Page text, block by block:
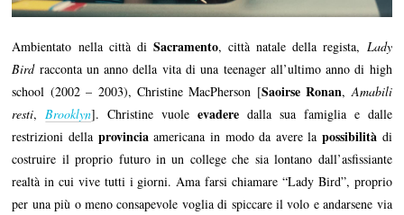
Ambientato nella città di Sacramento, città natale della regista, Lady
Birdracconta un anno della vita di una teenager all’ultimo anno di high
school (2002 – 2003), Christine MacPherson [Saoirse Ronan,Amabili
resti,Brooklyn]. Christine vuoleevadere dalla sua famiglia e dalle
restrizioni della provinciaamericana in modo da avere la possibilitàdi
costruire il proprio futuro in un college che sia lontano dall’asfissiante
realtà in cui vive tutti i giorni. Ama farsi chiamare “Lady Bird”, proprio
per una più o meno consapevole voglia di spiccare il volo e andarsene via